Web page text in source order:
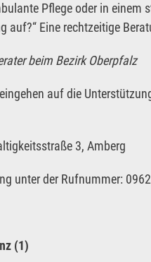
Pflege oder in
auf?“ Eine rechtzeitige
beim Bezirk Oberpfalz
auf die
3, Amberg
unter der Rufnummer:
(1)